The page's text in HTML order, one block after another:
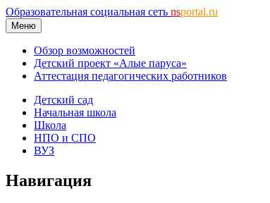
Образовательная социальная сеть nsportal.ru
Меню
Обзор возможностей
Детский проект «Алые паруса»
Аттестация педагогических работников
Детский сад
Начальная школа
Школа
НПО и СПО
ВУЗ
Навигация